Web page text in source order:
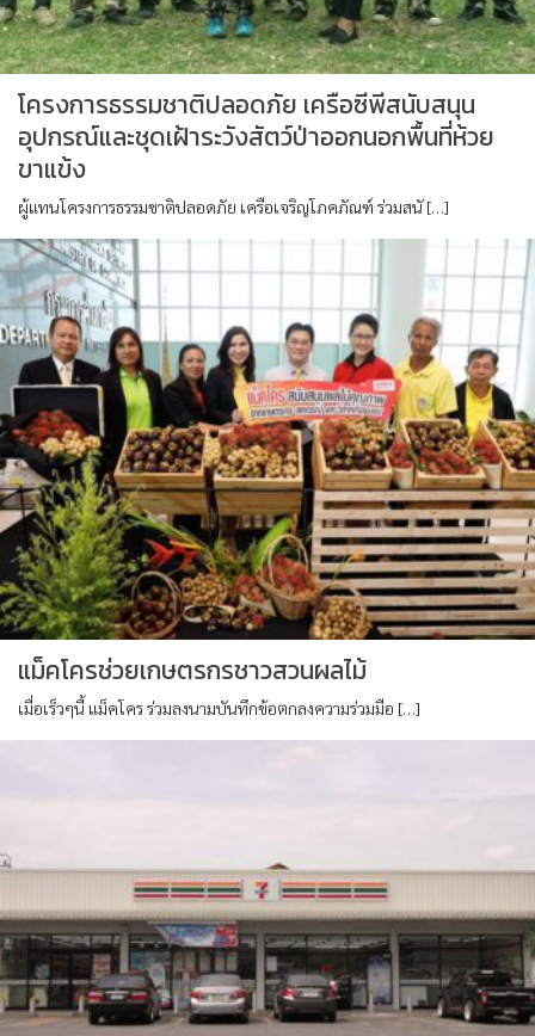
โครงการธรรมชาติปลอดภัย เครือซีพีสนับสนุน
อุปกรณ์และชุดเฝ้าระวังสัตว์ป่าออกนอกพื้นที่ห้วย
ขาแข้ง
ผู้แทนโครงการธรรมชาติปลอดภัย เครือเจริญโภคภัณฑ์ ร่วมสนั […]
แม็คโครช่วยเกษตรกรชาวสวนผลไม้
เมื่อเร็วๆนี้ แม็คโคร ร่วมลงนามบันทึกข้อตกลงความร่วมมือ […]